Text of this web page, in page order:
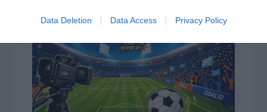
Data Deletion Data Access Privacy Policy